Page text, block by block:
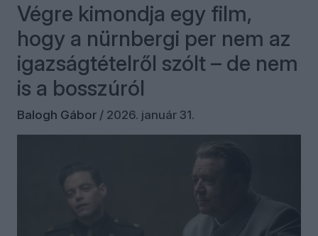
Végre kimondja egy film,
hogy a nürnbergi per nem az
igazságtételről szólt – de nem
is a bosszúról
Balogh Gábor / 2026. január 31.